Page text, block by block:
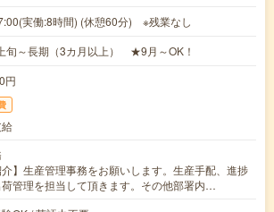
実働:8時間) (休憩60分) ※残業なし
旬～長期（3カ月以上） ★9月～OK！
円
介】生産管理事務をお願いします。生産手配、進捗
管理を担当して頂きます。その他部署内…